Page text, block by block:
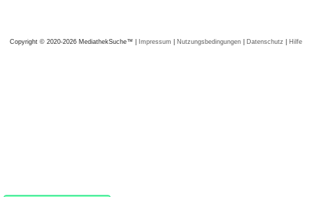
Copyright © 2020-2026 MediathekSuche™ | Impressum | Nutzungsbedingungen | Datenschutz | Hilfe